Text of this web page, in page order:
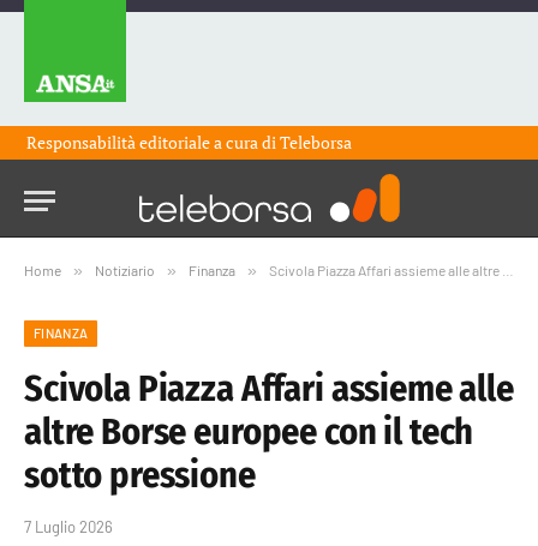
Responsabilità editoriale a cura diTeleborsa
Home » Notiziario » Finanza » Scivola Piazza Affari assieme alle altre Borse europee con il tech sotto pressione
FINANZA
Scivola Piazza Affari assieme alle
altre Borse europee con il tech
sotto pressione
7 Luglio 2026